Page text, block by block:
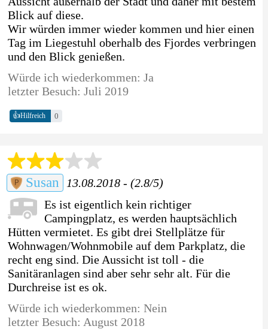
Blick auf diese.
Wir würden immer wieder kommen und hier einen
Tag im Liegestuhl oberhalb des Fjordes verbringen
und den Blick genießen.
Würde ich wiederkommen: Ja
letzter Besuch: Juli 2019
👍Hilfreich 0
Susan
13.08.2018 - (2.8/5)
Es ist eigentlich kein richtiger
Campingplatz, es werden hauptsächlich
Hütten vermietet. Es gibt drei Stellplätze für
Wohnwagen/Wohnmobile auf dem Parkplatz, die
recht eng sind. Die Aussicht ist toll - die
Sanitäranlagen sind aber sehr sehr alt. Für die
Durchreise ist es ok.
Würde ich wiederkommen: Nein
letzter Besuch: August 2018